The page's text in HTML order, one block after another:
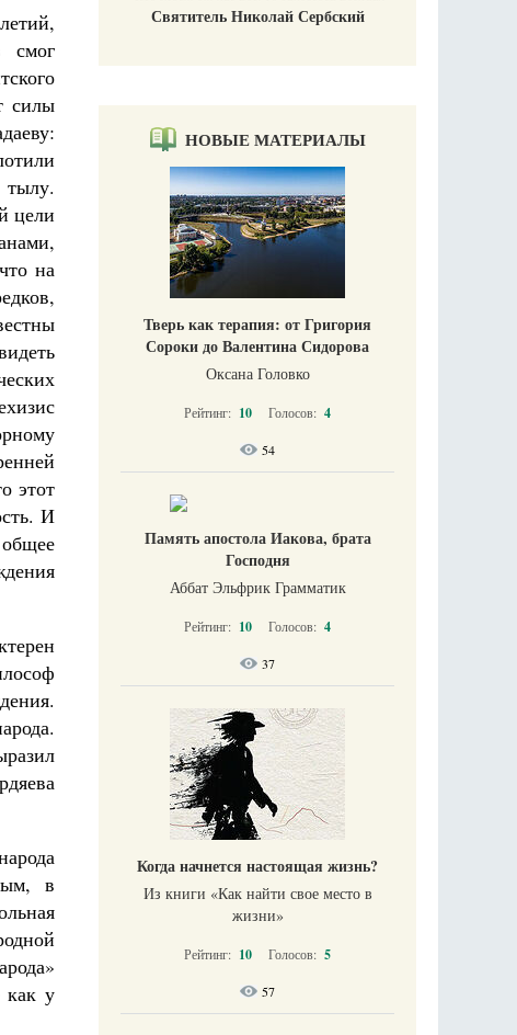
смог
силы
тылу.
цели
на
этот
И
в
как у
НОВЫЕ МАТЕРИАЛЫ
Тверь как терапия: от Григория
Сороки до Валентина Сидорова
Оксана Головко
Рейтинг: 10 Голосов: 4
54
Память апостола Иакова, брата
Господня
Аббат Эльфрик Грамматик
Рейтинг: 10 Голосов: 4
37
Когда начнется настоящая жизнь?
Из книги «Как найти свое место в
жизни​»
Рейтинг: 10 Голосов: 5
57